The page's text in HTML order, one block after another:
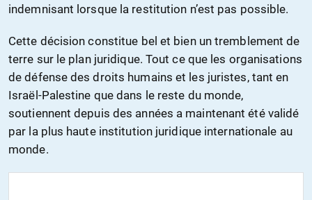
indemnisant lorsque la restitution n’est pas possible.
Cette décision constitue bel et bien un tremblement de
terre sur le plan juridique. Tout ce que les organisations
de défense des droits humains et les juristes, tant en
Israël-Palestine que dans le reste du monde,
soutiennent depuis des années a maintenant été validé
par la plus haute institution juridique internationale au
monde.